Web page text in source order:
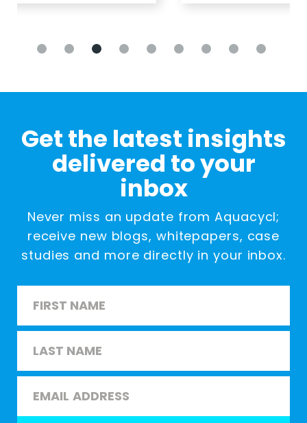
Get the latest insights
delivered to your
inbox
Never miss an update from Aquacycl;
receive new blogs, whitepapers, case
studies and more directly in your inbox.